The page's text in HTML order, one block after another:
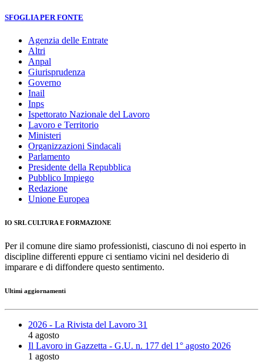
SFOGLIA PER FONTE
Agenzia delle Entrate
Altri
Anpal
Giurisprudenza
Governo
Inail
Inps
Ispettorato Nazionale del Lavoro
Lavoro e Territorio
Ministeri
Organizzazioni Sindacali
Parlamento
Presidente della Repubblica
Pubblico Impiego
Redazione
Unione Europea
IO SRL CULTURA E FORMAZIONE
Per il comune dire siamo professionisti, ciascuno di noi esperto in
discipline differenti eppure ci sentiamo vicini nel desiderio di
imparare e di diffondere questo sentimento.
Ultimi aggiornamenti
2026 - La Rivista del Lavoro 31
4 agosto
Il Lavoro in Gazzetta - G.U. n. 177 del 1° agosto 2026
1 agosto